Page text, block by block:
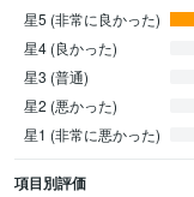
星5 (非常に良かった)
星4 (良かった)
星3 (普通)
星2 (悪かった)
星1 (非常に悪かった)
項目別評価